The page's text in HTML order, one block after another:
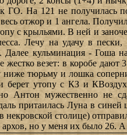
ГО. На 121 не получилась
отжор и 1 ангела.
с крыльями. В ней и
Лечу на удачу в
Далее кульминация -
жестко везет: в коробе
ниже тюрьму и лошка
берет утопу с КЗ и
Антон мужественно не
притаилась Луна в
столице)
но у меня их было